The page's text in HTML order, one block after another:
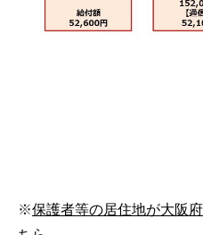
※保護者等の居住地が大阪